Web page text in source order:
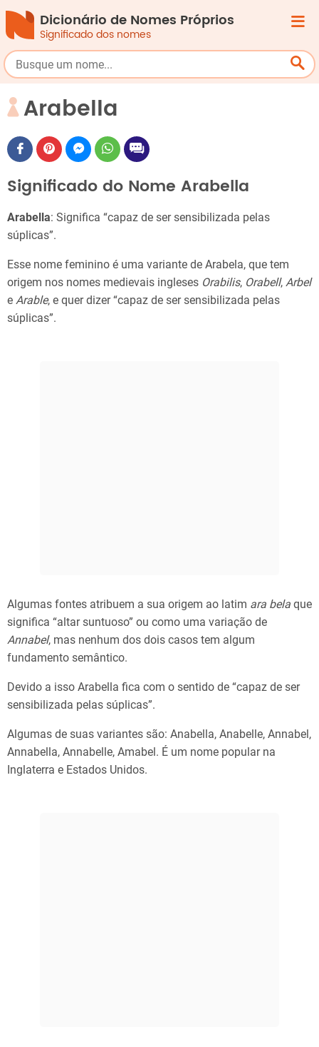
Dicionário de Nomes Próprios
Significado dos nomes
Arabella
Significado do Nome Arabella
Arabella: Significa “capaz de ser sensibilizada pelas
súplicas”.
Esse nome feminino é uma variante de Arabela, que tem
origem nos nomes medievais ingleses Orabilis, Orabell, Arbel
e Arable, e quer dizer “capaz de ser sensibilizada pelas
súplicas”.
Algumas fontes atribuem a sua origem ao latim ara bela que
significa “altar suntuoso” ou como uma variação de
Annabel, mas nenhum dos dois casos tem algum
fundamento semântico.
Devido a isso Arabella fica com o sentido de “capaz de ser
sensibilizada pelas súplicas”.
Algumas de suas variantes são: Anabella, Anabelle, Annabel,
Annabella, Annabelle, Amabel. É um nome popular na
Inglaterra e Estados Unidos.